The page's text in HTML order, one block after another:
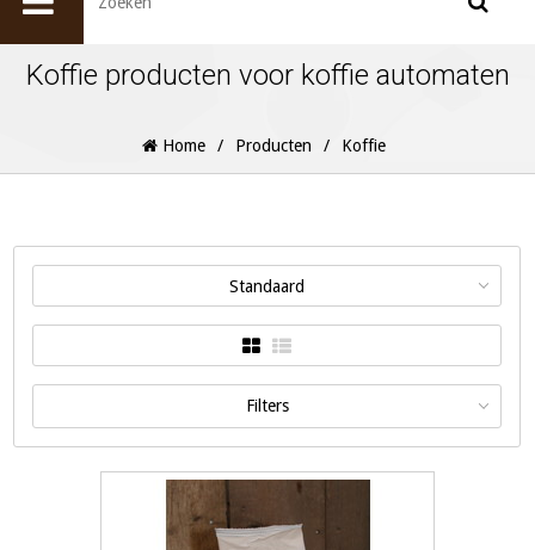
Koffie producten voor koffie automaten
Home / Producten / Koffie
Standaard
Filters